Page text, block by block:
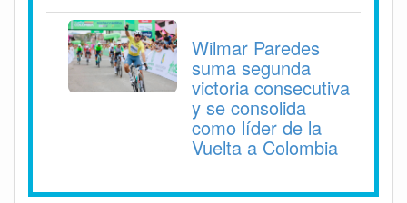
Wilmar Paredes
suma segunda
victoria consecutiva
y se consolida
como líder de la
Vuelta a Colombia